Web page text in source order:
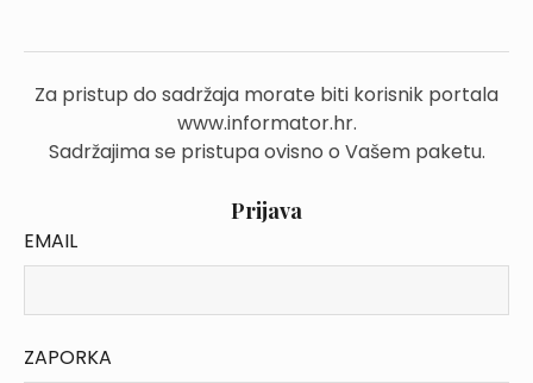
Za pristup do sadržaja morate biti korisnik portala
www.informator.hr.
Sadržajima se pristupa ovisno o Vašem paketu.
Prijava
EMAIL
ZAPORKA